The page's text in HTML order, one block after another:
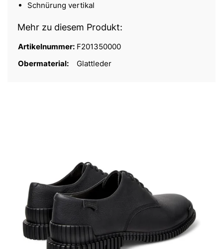
Schnürung vertikal
Mehr zu diesem Produkt:
Artikelnummer: F201350000
Obermaterial:
Glattleder